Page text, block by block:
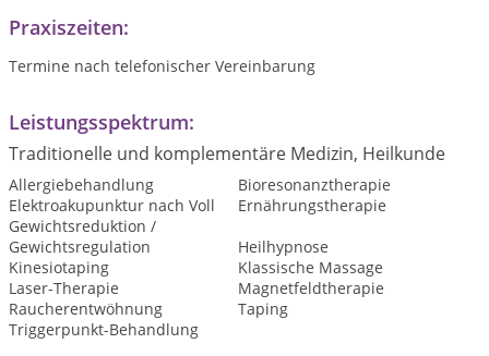
Praxiszeiten:
Termine nach telefonischer Vereinbarung
Leistungsspektrum:
Traditionelle und komplementäre Medizin, Heilkunde
Allergiebehandlung
Bioresonanztherapie
Elektroakupunktur nach Voll
Ernährungstherapie
Gewichtsreduktion /
Gewichtsregulation
Heilhypnose
Kinesiotaping
Klassische Massage
Laser-Therapie
Magnetfeldtherapie
Raucherentwöhnung
Taping
Triggerpunkt-Behandlung